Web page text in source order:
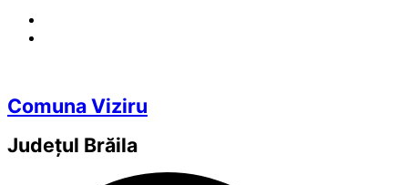
Comuna Viziru
Județul Brăila